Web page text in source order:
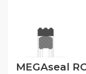
MEGAseal